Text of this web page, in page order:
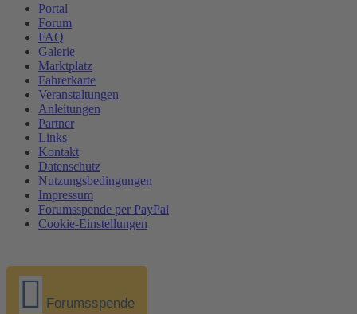
Portal
Forum
FAQ
Galerie
Marktplatz
Fahrerkarte
Veranstaltungen
Anleitungen
Partner
Links
Kontakt
Datenschutz
Nutzungsbedingungen
Impressum
Forumsspende per PayPal
Cookie-Einstellungen
Forumsspende